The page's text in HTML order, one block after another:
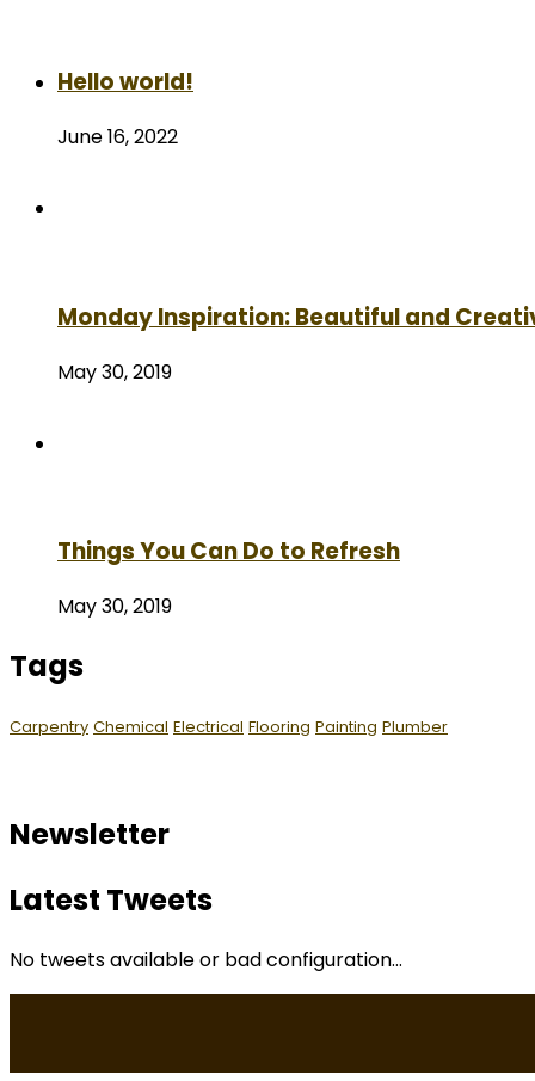
Hello world!
June 16, 2022
Monday Inspiration: Beautiful and
May 30, 2019
Things You Can Do to Refresh
May 30, 2019
Tags
Carpentry Chemical Electrical Flooring Painting Plumber
Newsletter
Latest Tweets
No tweets available or bad configuration...